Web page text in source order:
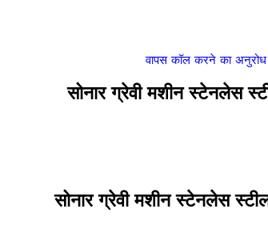
वापस कॉल करने का अनुरोध
सोनार ग्रेवी मशीन स्टेनलेस
सोनार ग्रेवी मशीन स्टेनलेस